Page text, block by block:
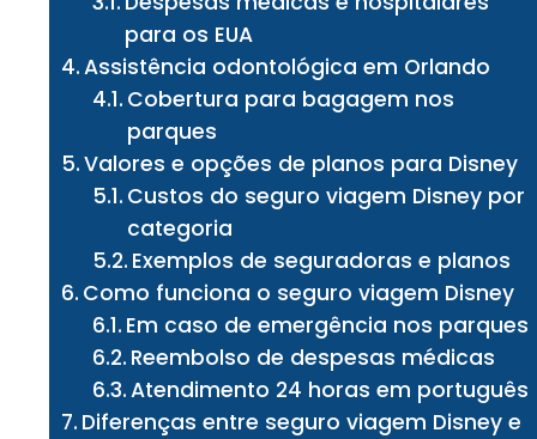
para os EUA
Assistência odontológica em Orlando
Cobertura para bagagem nos
parques
Valores e opções de planos para Disney
Custos do seguro viagem Disney por
categoria
Exemplos de seguradoras e planos
Como funciona o seguro viagem Disney
Em caso de emergência nos parques
Reembolso de despesas médicas
Atendimento 24 horas em português
Diferenças entre seguro viagem Disney e